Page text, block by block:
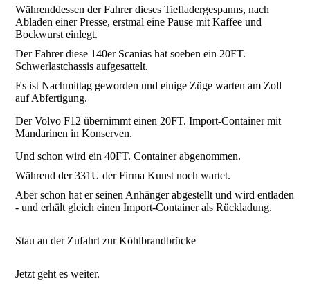
Währenddessen der Fahrer dieses Tiefladergespanns, nach
Abladen einer Presse, erstmal eine Pause mit Kaffee und
Bockwurst einlegt.
Der Fahrer diese 140er Scanias hat soeben ein 20FT.
Schwerlastchassis aufgesattelt.
Es ist Nachmittag geworden und einige Züge warten am Zoll
auf Abfertigung.
Der Volvo F12 übernimmt einen 20FT. Import-Container mit
Mandarinen in Konserven.
Und schon wird ein 40FT. Container abgenommen.
Während der 331U der Firma Kunst noch wartet.
Aber schon hat er seinen Anhänger abgestellt und wird entladen
- und erhält gleich einen Import-Container als Rückladung.
Stau an der Zufahrt zur Köhlbrandbrücke
Jetzt geht es weiter.